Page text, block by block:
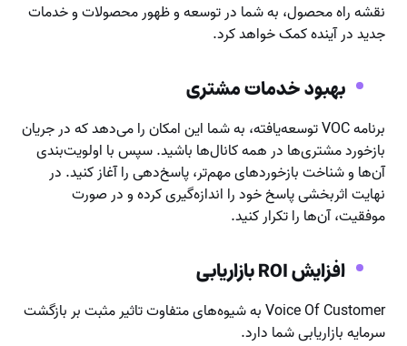
نقشه راه محصول، به شما در توسعه و ظهور محصولات و خدمات
جدید در آینده کمک خواهد کرد.
بهبود خدمات مشتری
برنامه VOC توسعه‌یافته، به شما این امکان را می‌دهد که در جریان
بازخورد مشتری‌ها در همه کانال‌ها باشید. سپس با اولویت‌بندی
آن‌ها و شناخت بازخوردهای مهم‌تر، پاسخ‌دهی را آغاز کنید. در
نهایت اثربخشی پاسخ خود را اندازه‌گیری کرده و در صورت
موفقیت، آن‌ها را تکرار کنید.
افزایش ROI بازاریابی
Voice Of Customer به شیوه‌های متفاوت تاثیر مثبت بر بازگشت
سرمایه بازاریابی شما دارد.